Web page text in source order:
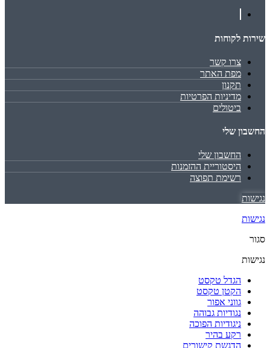
שירות לקוחות
צרו קשר
מפת האתר
תקנון
מדיניות הפרטיות
ביטולים
החשבון שלי
החשבון שלי
היסטוריית ההזמנות
רשימת תפוצה
נגישות
נגישות
סגור
נגישות
הגדל טקסט
הקטן טקסט
גווני אפור
נגודיות גבוהה
ניגודיות הפוכה
רקע בהיר
הדגשת קישורים